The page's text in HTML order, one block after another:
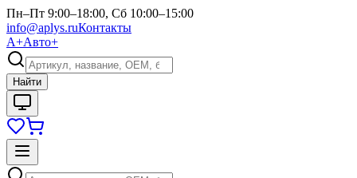
Пн–Пт 9:00–18:00, Сб 10:00–15:00
info@aplys.ruКонтакты
А+Авто+
Найти